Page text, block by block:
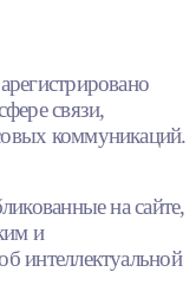
связи,
коммуникаций.
на сайте,
и
интеллектуальной